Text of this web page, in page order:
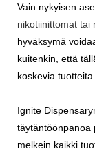
Vain nykyisen
nikotiinittomat tai
hyväksymä
kuitenkin, että
koskevia tuotteita.
Ignite
täytäntöönpanoa
melkein kaikki